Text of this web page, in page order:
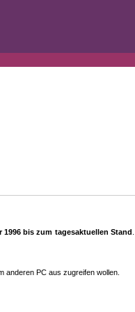
bis zum tagesaktuellen Stand
anderen PC aus zugreifen wollen.